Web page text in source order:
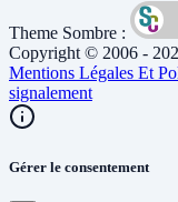
Theme Sombre :
Copyright © 2006 -
Mentions Légales Et
signalement
Gérer le consentement